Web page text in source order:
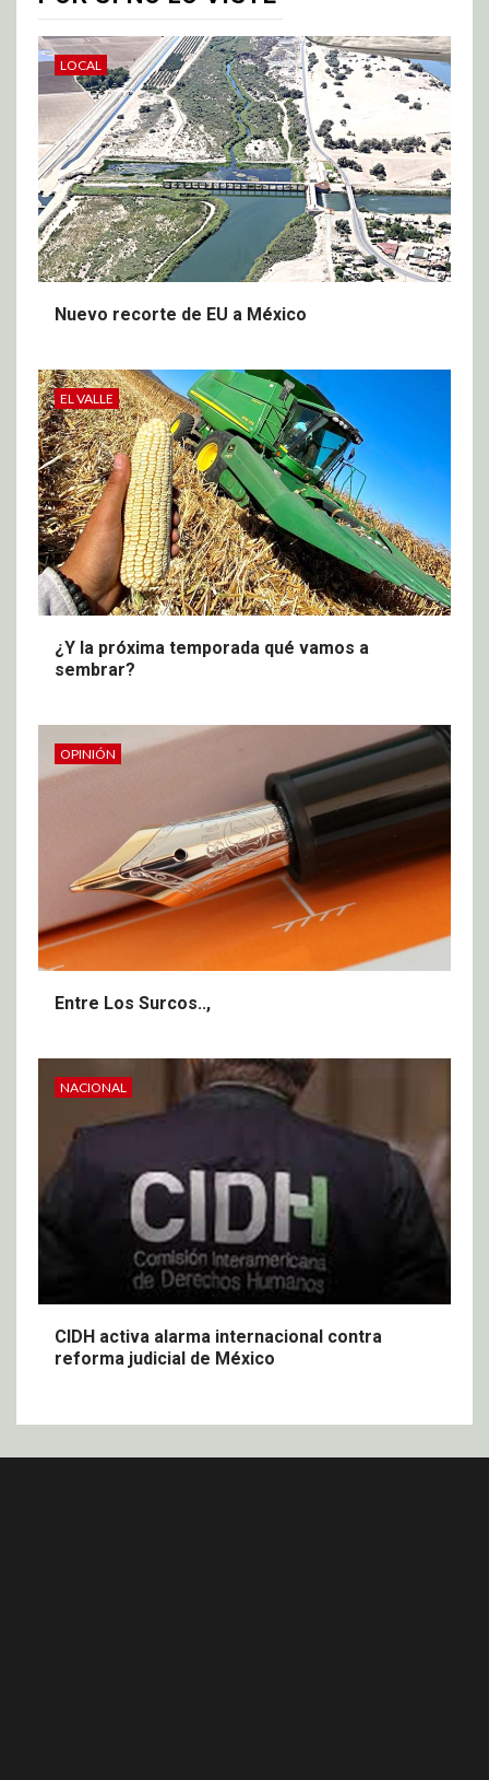
LOCAL
Nuevo recorte de EU a México
EL VALLE
¿Y la próxima temporada qué vamos a
sembrar?
OPINIÓN
Entre Los Surcos..,
NACIONAL
CIDH activa alarma internacional contra
reforma judicial de México